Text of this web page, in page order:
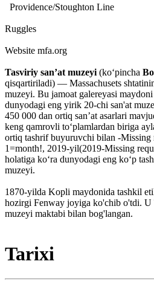
Providence/​Stoughton Line
Ruggles
Website mfa.org
Tasviriy sanʼat muzeyi (koʻpincha
qisqartiriladi) — Massachusets
muzeyi. Bu jamoat galereyasi
dunyodagi eng yirik 20-chi san'at
450 000 dan ortiq sanʼat asarlari
keng qamrovli toʻplamlardan biriga
ortiq tashrif buyuruvchi bilan -Missing
1=month!, 2019-yil(2019-Missing
holatiga koʻra dunyodagi eng koʻp
muzeyi.
1870-yilda Kopli maydonida tashkil
hozirgi Fenway joyiga ko'chib o'tdi. U
muzeyi maktabi bilan bog'langan.
Tarixi